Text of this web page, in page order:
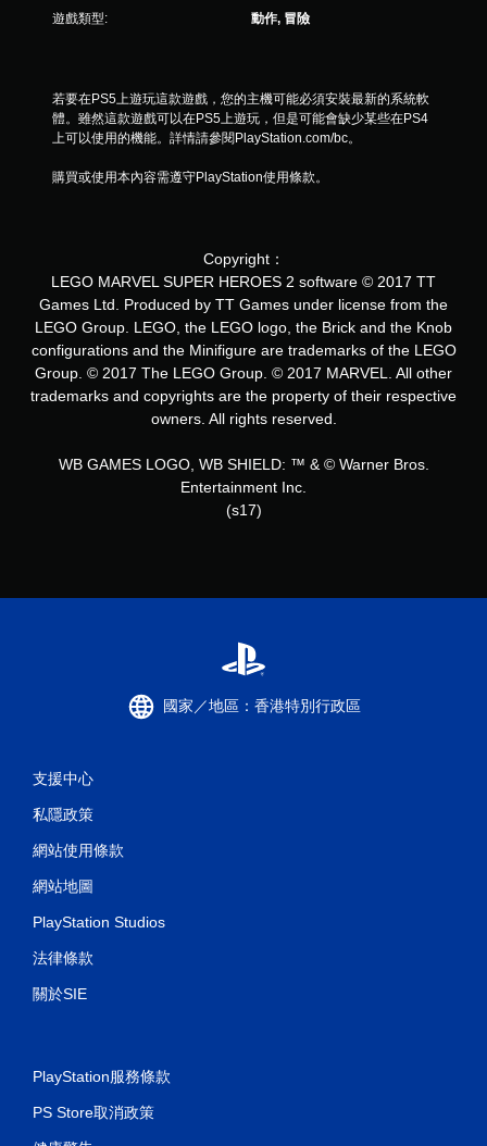
評
分
遊戲類型: 動作, 冒險
若要在PS5上遊玩這款遊戲，您的主機可能必須安裝最新的系統軟
體。雖然這款遊戲可以在PS5上遊玩，但是可能會缺少某些在PS4
上可以使用的機能。詳情請參閱PlayStation.com/bc。
購買或使用本內容需遵守PlayStation使用條款。
Copyright：
LEGO MARVEL SUPER HEROES 2 software © 2017 TT
Games Ltd. Produced by TT Games under license from the
LEGO Group. LEGO, the LEGO logo, the Brick and the Knob
configurations and the Minifigure are trademarks of the LEGO
Group. © 2017 The LEGO Group. © 2017 MARVEL. All other
trademarks and copyrights are the property of their respective
owners. All rights reserved.
WB GAMES LOGO, WB SHIELD: ™ & © Warner Bros.
Entertainment Inc.
(s17)
國家／地區：香港特別行政區
支援中心
私隱政策
網站使用條款
網站地圖
PlayStation Studios
法律條款
關於SIE
PlayStation服務條款
PS Store取消政策